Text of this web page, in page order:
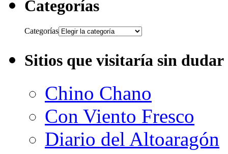
Categorías
Categorías
Sitios que visitaría sin dudar
Chino Chano
Con Viento Fresco
Diario del Altoaragón